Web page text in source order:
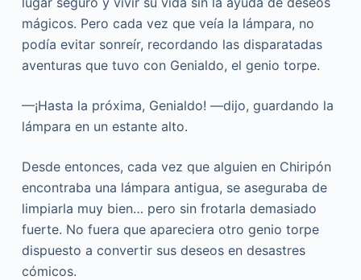
mágicos. Pero cada vez que veía la lámpara, no
podía evitar sonreír, recordando las disparatadas
aventuras que tuvo con Genialdo, el genio torpe.
—¡Hasta la próxima, Genialdo! —dijo, guardando la
lámpara en un estante alto.
Desde entonces, cada vez que alguien en Chiripón
encontraba una lámpara antigua, se aseguraba de
limpiarla muy bien… pero sin frotarla demasiado
fuerte. No fuera que apareciera otro genio torpe
dispuesto a convertir sus deseos en desastres
cómicos.